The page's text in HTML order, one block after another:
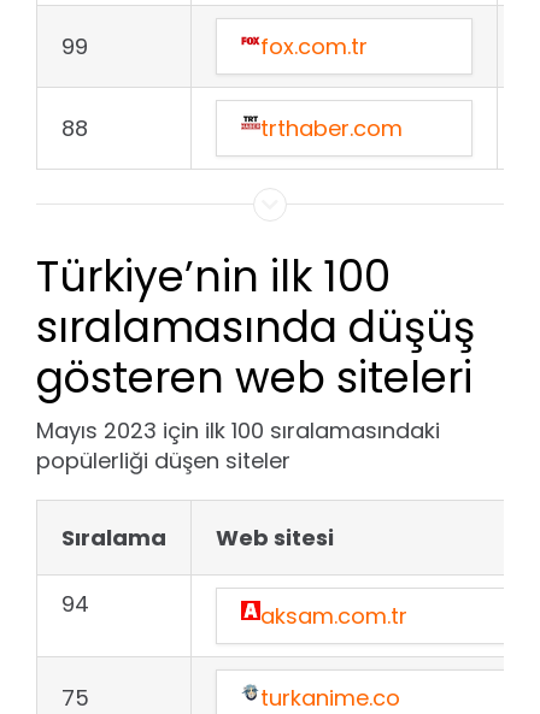
99 fox.com.tr
88 trthaber.com
Türkiye’nin ilk 100
sıralamasında düşüş
gösteren web siteleri
Mayıs 2023 için ilk 100 sıralamasındaki
popülerliği düşen siteler
Sıralama Web sitesi
94 aksam.com.tr
75 turkanime.co